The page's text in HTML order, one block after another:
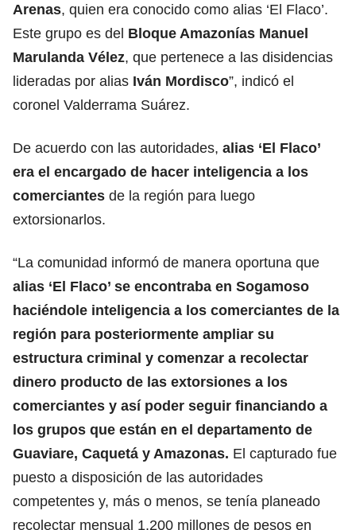
Arenas, quien era conocido como alias ‘El Flaco’.
Este grupo es del Bloque Amazonías Manuel
Marulanda Vélez, que pertenece a las disidencias
lideradas por alias Iván Mordisco”, indicó el
coronel Valderrama Suárez.
De acuerdo con las autoridades, alias ‘El Flaco’
era el encargado de hacer inteligencia a los
comerciantes de la región para luego
extorsionarlos.
“La comunidad informó de manera oportuna que
alias ‘El Flaco’ se encontraba en Sogamoso
haciéndole inteligencia a los comerciantes de la
región para posteriormente ampliar su
estructura criminal y comenzar a recolectar
dinero producto de las extorsiones a los
comerciantes y así poder seguir financiando a
los grupos que están en el departamento de
Guaviare, Caquetá y Amazonas. El capturado fue
puesto a disposición de las autoridades
competentes y, más o menos, se tenía planeado
recolectar mensual 1.200 millones de pesos en